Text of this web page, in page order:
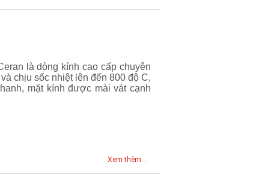
là dòng kính cao cấp chuyên
chịu sốc nhiệt lên đến 800 độ C,
mặt kính được mài vát cạnh
Xem thêm...